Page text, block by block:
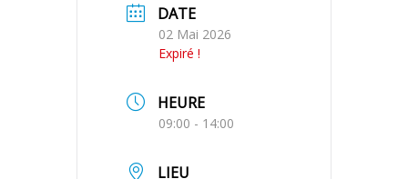
DATE
02 Mai 2026
Expiré !
HEURE
09:00 - 14:00
LIEU